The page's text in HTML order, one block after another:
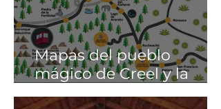
Mapas del pueblo
mágico de Creel y la
Sierra Tarahumara